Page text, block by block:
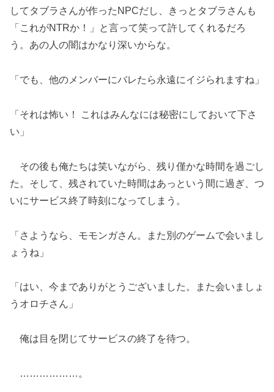
してタブラさんが作ったNPCだし、きっとタブラさんも
「これがNTRか！」と言って笑って許してくれるだろ
う。あの人の闇はかなり深いからな。
「でも、他のメンバーにバレたら永遠にイジられますね」
「それは怖い！ これはみんなには秘密にしておいて下さ
い」
その後も俺たちは笑いながら、残り僅かな時間を過ごし
た。そして、残されていた時間はあっという間に過ぎ、つ
いにサービス終了時刻になってしまう。
「さようなら、モモンガさん。また別のゲームで会いまし
ょうね」
「はい、今までありがとうございました。また会いましょ
うオロチさん」
俺は目を閉じてサービスの終了を待つ。
………………。